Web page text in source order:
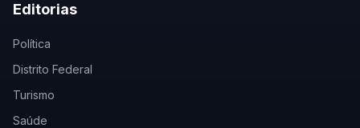
Editorias
Política
Distrito Federal
Turismo
Saúde